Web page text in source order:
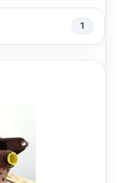
1